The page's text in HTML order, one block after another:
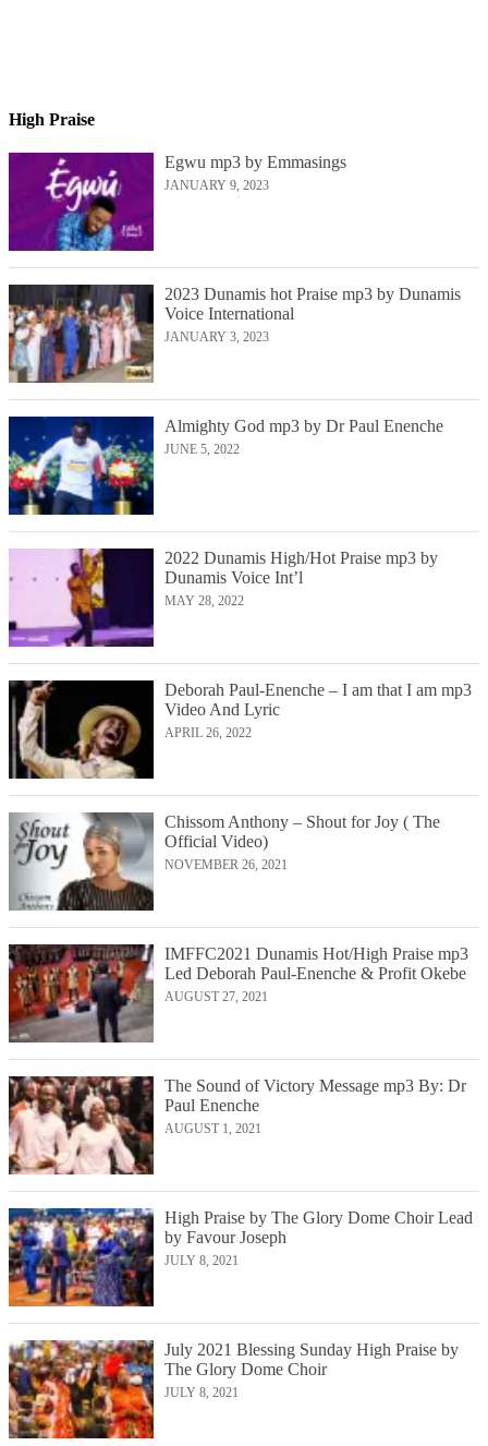
High Praise
Egwu mp3 by Emmasings
JANUARY 9, 2023
2023 Dunamis hot Praise mp3 by Dunamis
Voice International
JANUARY 3, 2023
Almighty God mp3 by Dr Paul Enenche
JUNE 5, 2022
2022 Dunamis High/Hot Praise mp3 by
Dunamis Voice Int’l
MAY 28, 2022
Deborah Paul-Enenche – I am that I am mp3
Video And Lyric
APRIL 26, 2022
Chissom Anthony – Shout for Joy ( The
Official Video)
NOVEMBER 26, 2021
IMFFC2021 Dunamis Hot/High Praise mp3
Led Deborah Paul-Enenche & Profit Okebe
AUGUST 27, 2021
The Sound of Victory Message mp3 By: Dr
Paul Enenche
AUGUST 1, 2021
High Praise by The Glory Dome Choir Lead
by Favour Joseph
JULY 8, 2021
July 2021 Blessing Sunday High Praise by
The Glory Dome Choir
JULY 8, 2021